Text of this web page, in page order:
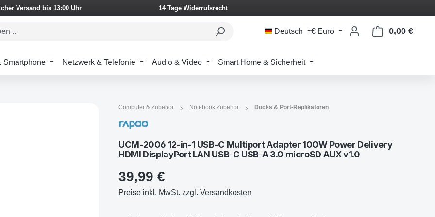
Versand bis 13:00 Uhr 14 Tage Widerrufsrecht
Deutsch € Euro 0,00 €
Smartphone Netzwerk & Telefonie Audio & Video Smart Home & Sicherheit
Computer & Zubehör Notebook Zubehör Docks & Port-Replikatoren
UCM-2006 12-in-1 USB-C Multiport Adapter 100W Power Delivery
HDMI DisplayPort LAN USB-C USB-A 3.0 microSD AUX v1.0
39,99 €
Preise inkl. MwSt. zzgl. Versandkosten